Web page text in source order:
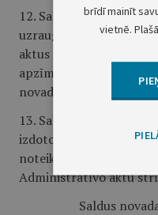
12. Saldus novada
uzrauga, kontrolē un ir
aktus par suņa, kaķa un
apzīmēšanas un
novada administratīvajā
13. Saldus novada
izdoto administratīvo
noteiktā kārtībā var
Administratīvo aktu
Saldus
brīdī mainīt
vietnē.